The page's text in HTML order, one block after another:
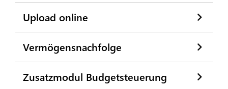
Upload online
Vermögensnachfolge
Zusatzmodul Budgetsteuerung